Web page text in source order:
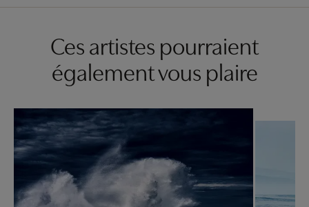
Ces artistes pourraient
également vous plaire